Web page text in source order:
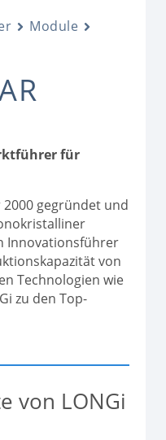
Module
für
2000 gegründet und
Innovationsführer
von
Technologien wie
zu den Top-
von LONGi